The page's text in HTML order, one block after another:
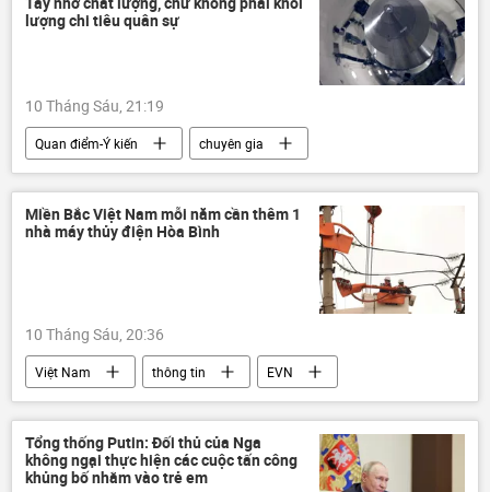
lượng chi tiêu quân sự
10 Tháng Sáu, 21:19
Quan điểm-Ý kiến
chuyên gia
Thế giới
Nga
phương Tây
Chính trị
Miền Bắc Việt Nam mỗi năm cần thêm 1
nhà máy thủy điện Hòa Bình
10 Tháng Sáu, 20:36
Việt Nam thông tin
EVN
điện
nắng nóng
Bộ Công Thương
thủy điện Hòa Bình
Tổng thống Putin: Đối thủ của Nga
không ngại thực hiện các cuộc tấn công
khủng bố nhằm vào trẻ em